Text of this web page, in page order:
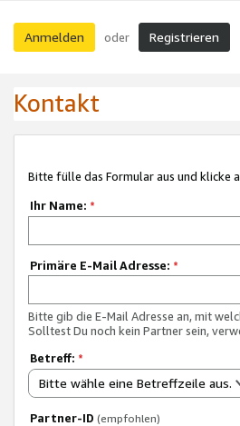
Anmelden oder Registrieren
Kontakt
Bitte fülle das Formular aus und klicke
Ihr Name: *
Primäre E-Mail Adresse: *
Bitte gib die E-Mail Adresse an, mit
Solltest Du noch kein Partner sein,
Betreff: *
Bitte wähle eine Betreffzeile aus.
Partner-ID (empfohlen)